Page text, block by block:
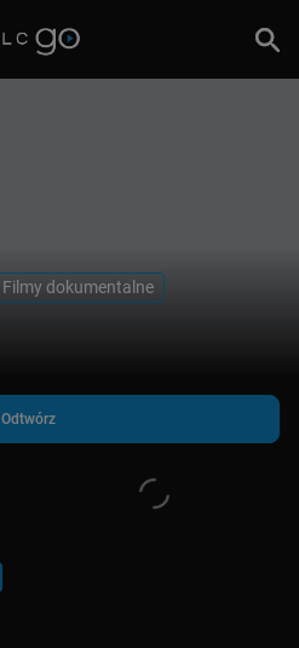
Filmy dokumentalne
Odtwórz